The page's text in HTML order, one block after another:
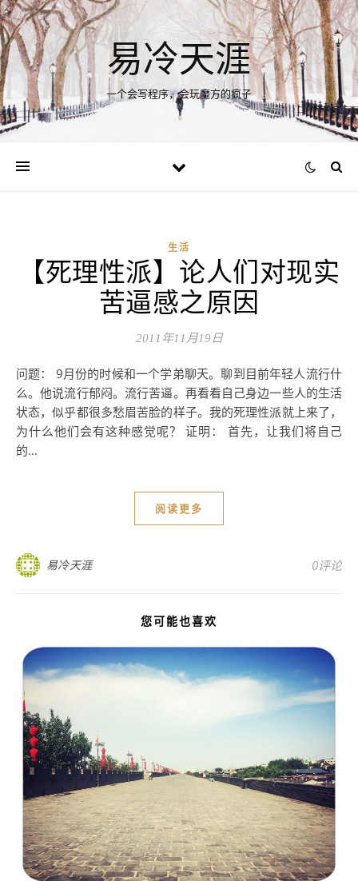
易冷天涯
一个会写程序，会玩魔方的疯子
生活
【死理性派】论人们对现实
苦逼感之原因
2011年11月19日
问题： 9月份的时候和一个学弟聊天。聊到目前年轻人流行什
么。他说流行郁闷。流行苦逼。再看看自己身边一些人的生活
状态，似乎都很多愁眉苦脸的样子。我的死理性派就上来了，
为什么他们会有这种感觉呢？ 证明： 首先，让我们将自己
的…
阅读更多
易冷天涯 0评论
您可能也喜欢